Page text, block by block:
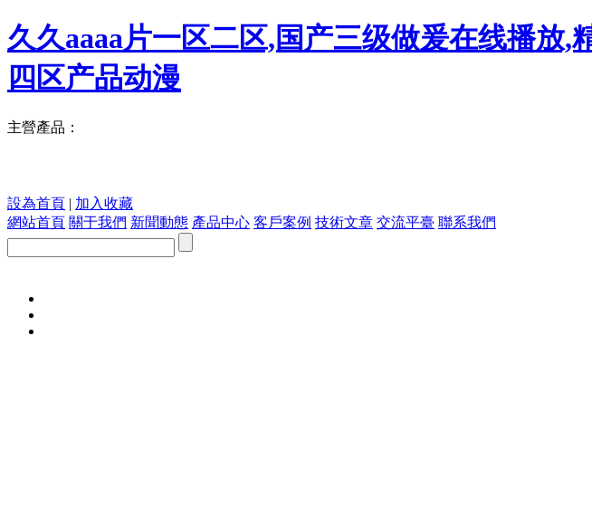
久久aaaa片一区二区,国产三级做爰在线播放
四区产品动漫
主營產品：
設為首頁 | 加入收藏
網站首頁 關于我們 新聞動態 產品中心 客戶案例 技術文章 交流平臺 聯系我們